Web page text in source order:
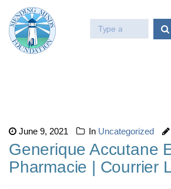
June 9, 2021 In Uncategorized
Generique Accutane
Pharmacie | Courrier